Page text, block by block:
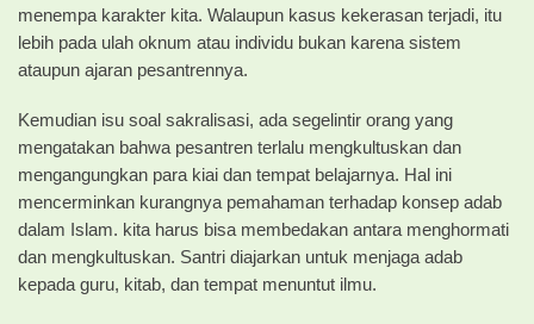
menempa karakter kita. Walaupun kasus kekerasan terjadi, itu
lebih pada ulah oknum atau individu bukan karena sistem
ataupun ajaran pesantrennya.
​Kemudian isu soal sakralisasi, ada segelintir orang yang
mengatakan bahwa pesantren terlalu mengkultuskan dan
mengangungkan para kiai dan tempat belajarnya. Hal ini
mencerminkan kurangnya pemahaman terhadap konsep adab
dalam Islam. kita harus bisa membedakan antara menghormati
dan mengkultuskan. Santri diajarkan untuk menjaga adab
kepada guru, kitab, dan tempat menuntut ilmu.